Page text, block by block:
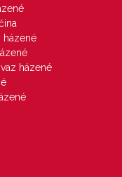
házené
házené